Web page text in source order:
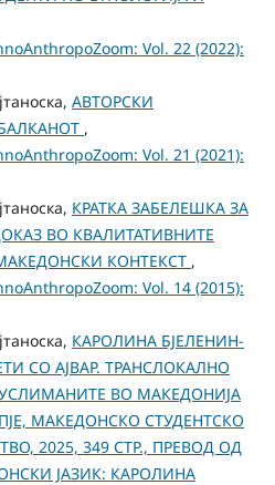
Vol. 22 (2022):
АВТОРСКИ
,
Vol. 21 (2021):
КРАТКА ЗАБЕЛЕШКА ЗА
ВО КВАЛИТАТИВНИТЕ
КОНТЕКСТ ,
Vol. 14 (2015):
КАРОЛИНА БЈЕЛЕНИН-
СО АЈВАР. ТРАНСЛОКАЛНО
ВО МАКЕДОНИЈА
МАКЕДОНСКО СТУДЕНТСКО
2025, 349 СТР., ПРЕВОД ОД
ЈАЗИК: КАРОЛИНА